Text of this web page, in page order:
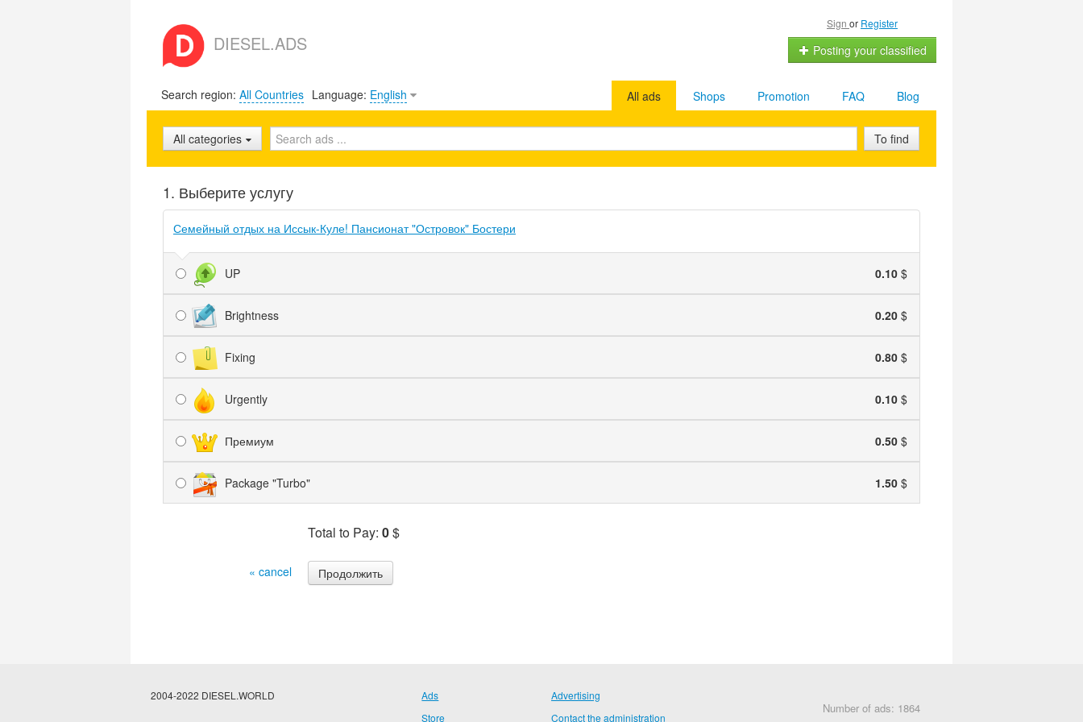
DIESEL.ADS
Sign or Register
Posting your classified
Search region: All Countries Language: English Blog
FAQ
Promotion
Shops
All ads
All categories To find
1. Выберите услугу
Семейный отдых на Иссык-Куле! Пансионат "Островок" Бостери
UP 0.10 $
Brightness 0.20 $
Fixing 0.80 $
Urgently 0.10 $
Премиум 0.50 $
Package "Turbo" 1.50 $
Total to Pay: 0$
« cancel
2004-2022 DIESEL.WORLD
Ads
Store
Advertising
Contact the administration
Number of ads: 1864